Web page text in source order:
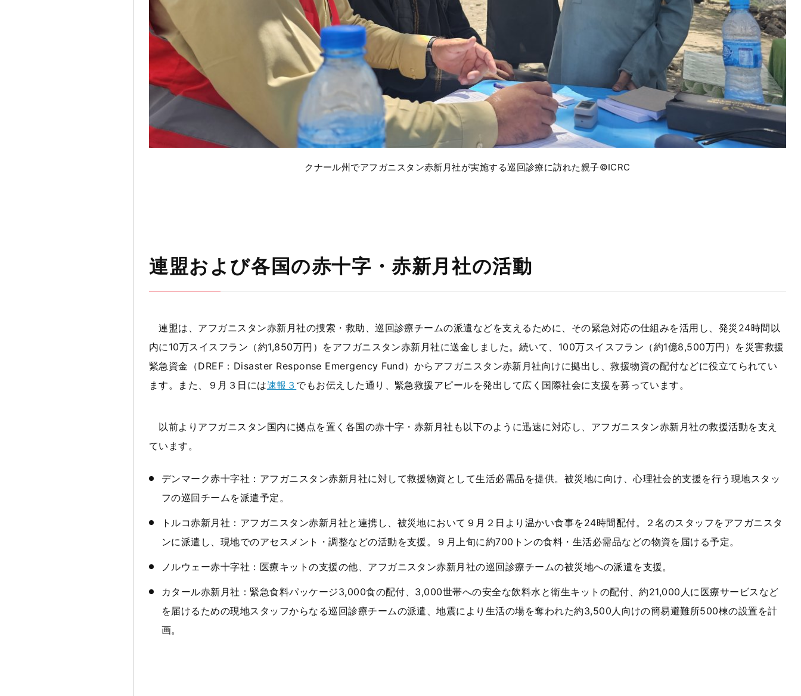
クナール州でアフガニスタン赤新月社が実施する巡回診療に訪れた親子©ICRC
連盟および各国の赤十字・赤新月社の活動
連盟は、アフガニスタン赤新月社の捜索・救助、巡回診療チームの派遣などを支えるために、その緊急対応の仕組みを活用し、発災 24時間以
内に10万スイスフラン（約1,850万円）をアフガニスタン赤新月社に送金しました。続いて、 100万スイスフラン（約1億8,500万円）を災害救援
緊急資金（DREF ： Disaster Response Emergency Fund）からアフガニスタン赤新月社向けに拠出し、救援物資の配付などに役立てられてい
ます。また、９月３日には速報３ でもお伝えした通り、緊急救援アピールを発出して広く国際社会に支援を募っています。
以前よりアフガニスタン国内に拠点を置く各国の赤十字・赤新月社も以下のように迅速に対応し、アフガニスタン赤新月社の救援活動を支え
ています。
デンマーク赤十字社： アフガニスタン赤新月社に対して救援物資として生活必需品を提供。被災地に向け、心理社会的支援を行う現地スタッ
フの巡回チームを派遣予定。
トルコ赤新月社：アフガニスタン赤新月社と連携し、被災地において９月２日より温かい食事を24時間配付。２名のスタッフをアフガニスタ
ンに派遣し、現地でのアセスメント・調整などの活動を支援。９月上旬に約700 トンの食料・生活必需品などの物資を届ける予定。
ノルウェー赤十字社：医療キットの支援の他、アフガニスタン赤新月社の巡回診療チームの被災地への派遣を支援。
カタール赤新月社：緊急食料パッケージ3,000食の配付、 3,000世帯への安全な飲料水と衛生キットの配付、約21,000 人に医療サービスなど
を届けるための現地スタッフからなる巡回診療チームの派遣、地震により生活の場を奪われた約3,500人向けの簡易避難所500棟の設置を計
画。